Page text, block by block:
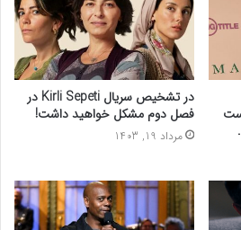
در تشخیص سریال Kirli Sepeti در
فصل دوم مشکل خواهید داشت!
مرداد 19, 1403